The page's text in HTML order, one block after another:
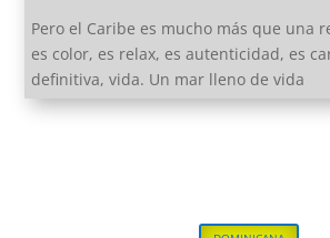
Pero el Caribe es mucho más que una
es color, es relax, es autenticidad, es
definitiva, vida. Un mar lleno de vida